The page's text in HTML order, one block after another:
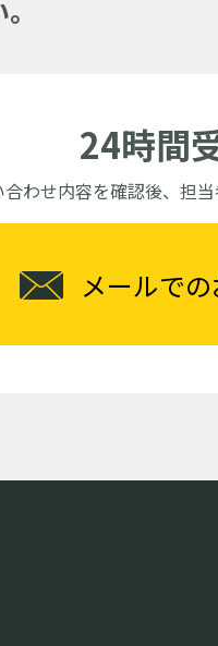
24時間
わせ内容を確認後、担当
メールで